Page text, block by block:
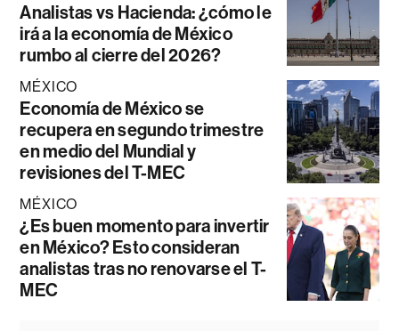
Analistas vs Hacienda: ¿cómo le
irá a la economía de México
rumbo al cierre del 2026?
MÉXICO
Economía de México se
recupera en segundo trimestre
en medio del Mundial y
revisiones del T-MEC
MÉXICO
¿Es buen momento para invertir
en México? Esto consideran
analistas tras no renovarse el T-
MEC